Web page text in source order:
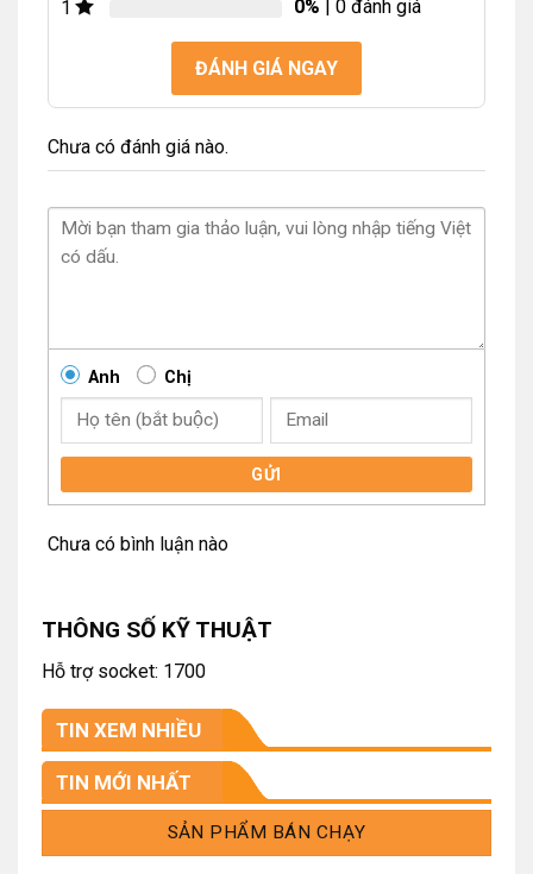
1
0% | 0 đánh giá
ĐÁNH GIÁ NGAY
Chưa có đánh giá nào.
Anh Chị
GỬI
Chưa có bình luận nào
THÔNG SỐ KỸ THUẬT
Hỗ trợ socket: 1700
TIN XEM NHIỀU
TIN MỚI NHẤT
SẢN PHẨM BÁN CHẠY